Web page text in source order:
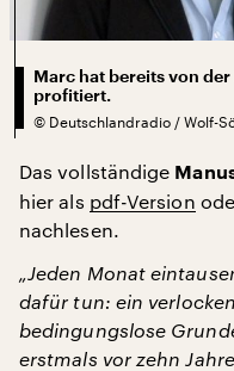
Marc hat bereits von
profitiert.
© Deutschlandradio / Wolf-
Das vollständige
hier als pdf-Version
nachlesen.
„Jeden Monat
dafür tun: ein
bedingungslose
erstmals vor zehn